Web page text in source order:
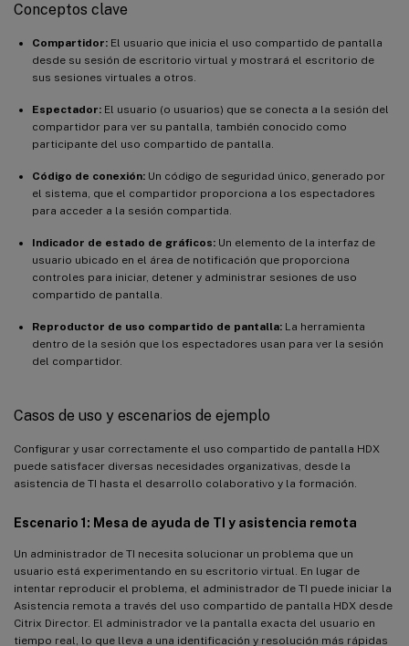
Conceptos clave
Compartidor: El usuario que inicia el uso compartido de pantalla
desde su sesión de escritorio virtual y mostrará el escritorio de
sus sesiones virtuales a otros.
Espectador: El usuario (o usuarios) que se conecta a la sesión del
compartidor para ver su pantalla, también conocido como
participante del uso compartido de pantalla.
Código de conexión: Un código de seguridad único, generado por
el sistema, que el compartidor proporciona a los espectadores
para acceder a la sesión compartida.
Indicador de estado de gráficos: Un elemento de la interfaz de
usuario ubicado en el área de notificación que proporciona
controles para iniciar, detener y administrar sesiones de uso
compartido de pantalla.
Reproductor de uso compartido de pantalla: La herramienta
dentro de la sesión que los espectadores usan para ver la sesión
del compartidor.
Casos de uso y escenarios de ejemplo
Configurar y usar correctamente el uso compartido de pantalla HDX
puede satisfacer diversas necesidades organizativas, desde la
asistencia de TI hasta el desarrollo colaborativo y la formación.
Escenario 1: Mesa de ayuda de TI y asistencia remota
Un administrador de TI necesita solucionar un problema que un
usuario está experimentando en su escritorio virtual. En lugar de
intentar reproducir el problema, el administrador de TI puede iniciar la
Asistencia remota a través del uso compartido de pantalla HDX desde
Citrix Director. El administrador ve la pantalla exacta del usuario en
tiempo real, lo que lleva a una identificación y resolución más rápidas